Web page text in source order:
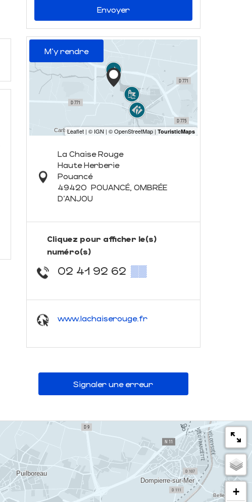
Envoyer
M'y rendre
La Chaise Rouge
Haute Herberie
Pouancé
49420 POUANCÉ, OMBRÉE
D'ANJOU
Cliquez pour afficher le(s)
numéro(s)
02 41 92 62 ▒▒
www.lachaiserouge.fr
Signaler une erreur
+